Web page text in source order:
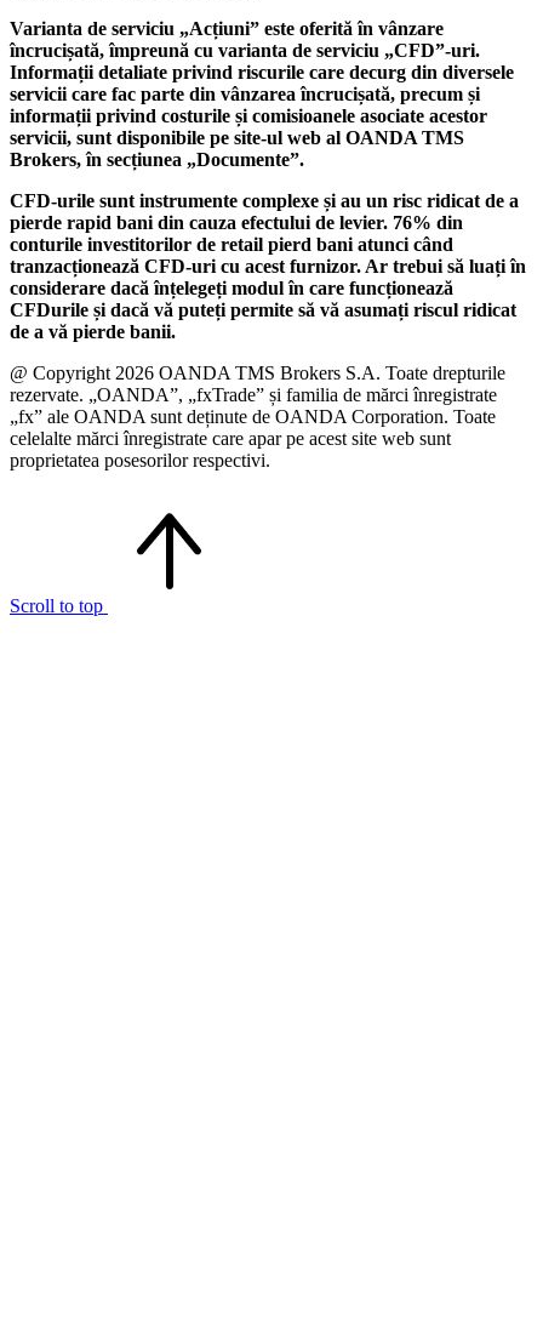
Varianta de serviciu „Acțiuni” este oferită în vânzare
încrucișată, împreună cu varianta de serviciu „CFD”-uri.
Informații detaliate privind riscurile care decurg din diversele
servicii care fac parte din vânzarea încrucișată, precum și
informații privind costurile și comisioanele asociate acestor
servicii, sunt disponibile pe site-ul web al OANDA TMS
Brokers, în secțiunea „Documente”.
CFD-urile sunt instrumente complexe și au un risc ridicat de a
pierde rapid bani din cauza efectului de levier. 76% din
conturile investitorilor de retail pierd bani atunci când
tranzacționează CFD-uri cu acest furnizor. Ar trebui să luați în
considerare dacă înțelegeți modul în care funcționează
CFDurile și dacă vă puteți permite să vă asumați riscul ridicat
de a vă pierde banii.
@ Copyright 2026 OANDA TMS Brokers S.A. Toate drepturile
rezervate. „OANDA”, „fxTrade” și familia de mărci înregistrate
„fx” ale OANDA sunt deținute de OANDA Corporation. Toate
celelalte mărci înregistrate care apar pe acest site web sunt
proprietatea posesorilor respectivi.
Scroll to top